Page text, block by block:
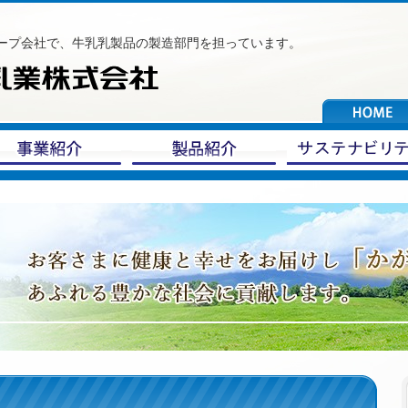
会社で、牛乳乳製品の製造部門を担っています。